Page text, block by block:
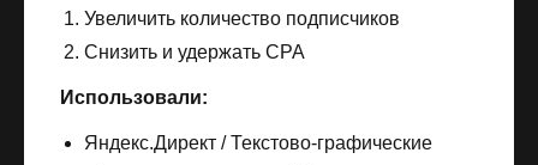
Увеличить количество подписчиков
Снизить и удержать CPA
Использовали:
Яндекс.Директ / Текстово-графические